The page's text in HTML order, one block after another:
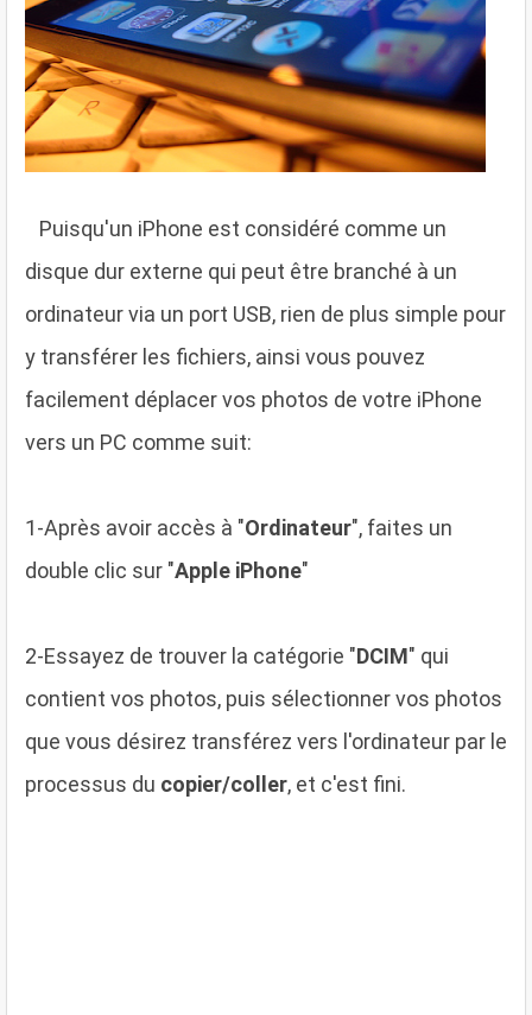
Puisqu'un iPhone est considéré comme un
disque dur externe qui peut être branché à un
ordinateur via un port USB, rien de plus simple pour
y transférer les fichiers, ainsi vous pouvez
facilement déplacer vos photos de votre iPhone
vers un PC comme suit:
1-Après avoir accès à "Ordinateur", faites un
double clic sur "Apple iPhone"
2-Essayez de trouver la catégorie "DCIM" qui
contient vos photos, puis sélectionner vos photos
que vous désirez transférez vers l'ordinateur par le
processus du copier/coller, et c'est fini.